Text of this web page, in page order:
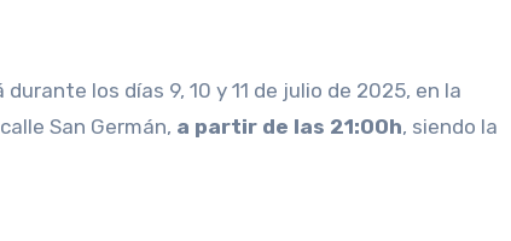
durante los días 9, 10 y 11 de julio de 2025, en la
San Germán, a partir de las 21:00h, siendo la